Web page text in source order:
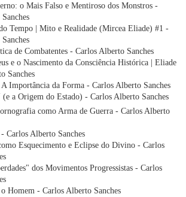
o Mais Falso e Mentiroso dos Monstros -
Tempo | Mito e Realidade (Mircea Eliade) #1 -
de Combatentes - Carlos Alberto Sanches
e o Nascimento da Consciência Histórica | Eliade
Sanches
Importância da Forma - Carlos Alberto Sanches
(e a Origem do Estado) - Carlos Alberto Sanches
como Arma de Guerra - Carlos Alberto
Carlos Alberto Sanches
Esquecimento e Eclipse do Divino - Carlos
dos Movimentos Progressistas - Carlos
Homem - Carlos Alberto Sanches